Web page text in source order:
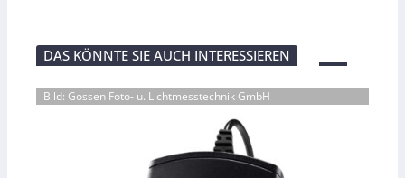
DAS KÖNNTE SIE AUCH INTERESSIEREN
Bild: Gossen Foto- u. Lichtmesstechnik GmbH